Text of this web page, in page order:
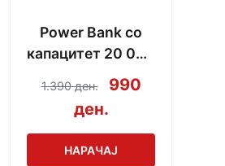
Power Bank со
капацитет 20 000
mAh + кабел за
полнење
1.390 ден.
990
ден.
НАРАЧАЈ